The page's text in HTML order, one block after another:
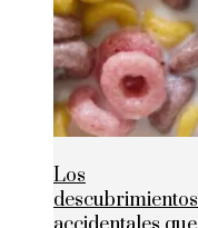
Los
descubrimientos